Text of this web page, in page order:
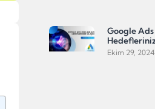
Google
Ekim 29, 2024